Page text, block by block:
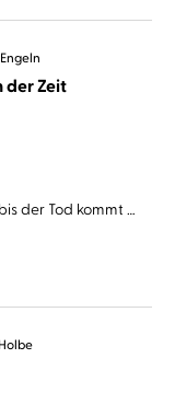
der Zeit
der Tod kommt …